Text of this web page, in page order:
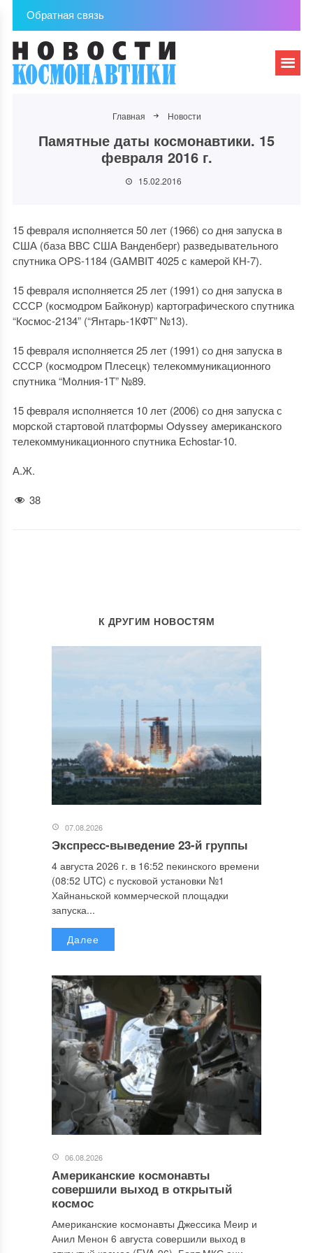
Обратная связь
Главная Новости
Памятные даты космонавтики. 15
февраля 2016 г.
15.02.2016
15 февраля исполняется 50 лет (1966) со дня запуска в
США (база ВВС США Ванденберг) разведывательного
спутника OPS-1184 (GAMBIT 4025 с камерой КН-7).
15 февраля исполняется 25 лет (1991) со дня запуска в
СССР (космодром Байконур) картографического спутника
“Космос-2134” (“Янтарь-1КФТ” №13).
15 февраля исполняется 25 лет (1991) со дня запуска в
СССР (космодром Плесецк) телекоммуникационного
спутника “Молния-1Т” №89.
15 февраля исполняется 10 лет (2006) со дня запуска с
морской стартовой платформы Odyssey американского
телекоммуникационного спутника Echostar-10.
А.Ж.
38
К ДРУГИМ НОВОСТЯМ
07.08.2026
Экспресс-выведение 23-й группы
4 августа 2026 г. в 16:52 пекинского времени
(08:52 UTC) с пусковой установки №1
Хайнаньской коммерческой площадки
запуска...
Далее
06.08.2026
Американские космонавты
совершили выход в открытый
космос
Американские космонавты Джессика Меир и
Анил Менон 6 августа совершили выход в